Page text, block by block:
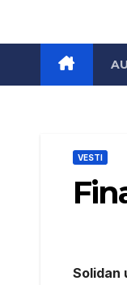
VESTI
Solidan